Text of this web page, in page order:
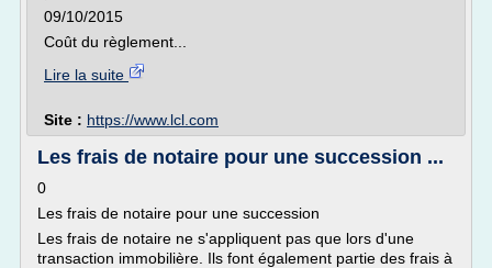
09/10/2015
Coût du règlement...
Lire la suite
Site : https://www.lcl.com
Les frais de notaire pour une succession ...
0
Les frais de notaire pour une succession
Les frais de notaire ne s'appliquent pas que lors d'une
transaction immobilière. Ils font également partie des frais à